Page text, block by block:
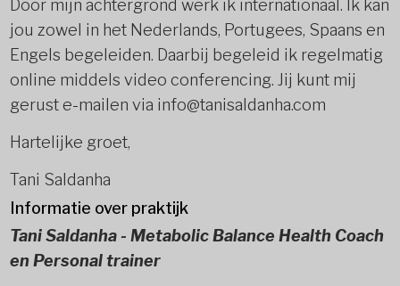
Door mijn achtergrond werk ik internationaal. Ik kan
jou zowel in het Nederlands, Portugees, Spaans en
Engels begeleiden. Daarbij begeleid ik regelmatig
online middels video conferencing. Jij kunt mij
gerust e-mailen via info@tanisaldanha.com
Hartelijke groet,
Tani Saldanha
Informatie over praktijk
Tani Saldanha - Metabolic Balance Health Coach
en Personal trainer